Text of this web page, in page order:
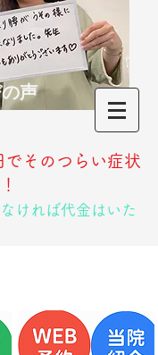
声
そのつらい症状
ければ代金はいた